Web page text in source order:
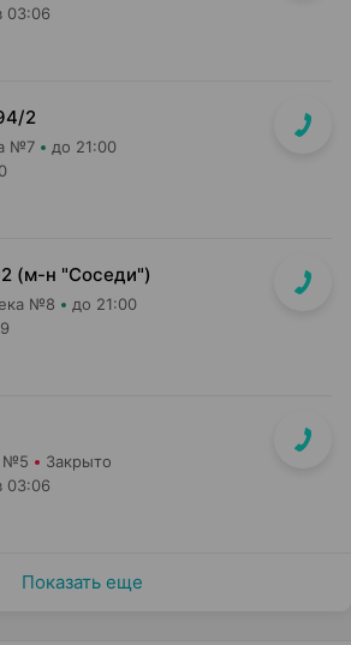
03:06
2
№7 до 21:00
(м-н "Соседи")
№8 до 21:00
№5 Закрыто
03:06
Показать еще